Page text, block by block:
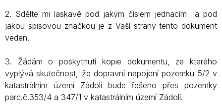
2. Sdělte mi laskavě pod jakým číslem jednacím a pod
jakou spisovou značkou je z Vaší strany tento dokument
veden.
3. Žádám o poskytnutí kopie dokumentu, ze kterého
vyplývá skutečnost, že dopravní napojení pozemku 5/2 v
katastrálním území Zádolí bude řešeno přes pozemky
parc.č.353/4 a 347/1 v katastrálním území Zádolí.